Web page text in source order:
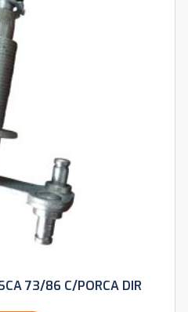
73/86 C/PORCA DIR